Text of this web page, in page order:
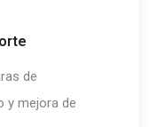
de
y mejora de